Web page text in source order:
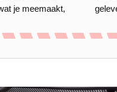
je meemaakt,